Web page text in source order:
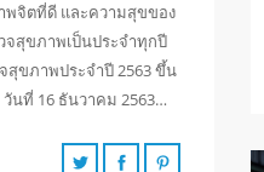
พจิตที่ดี และความสุขของ
จสุขภาพเป็นประจำทุกปี
สุขภาพประจำปี 2563 ขึ้น
นที่ 16 ธันวาคม 2563…